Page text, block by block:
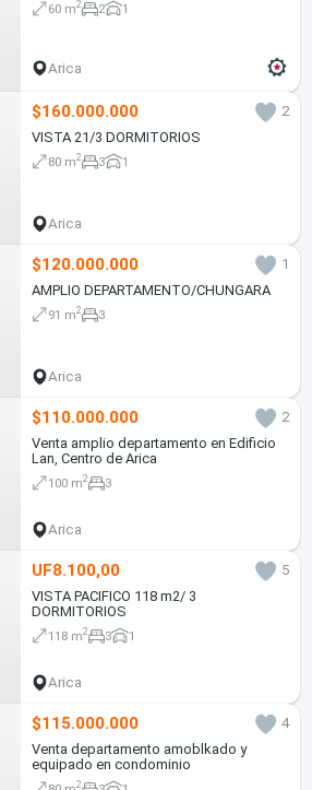
60 m2 2 1
Arica
$160.000.000
2
VISTA 21/3 DORMITORIOS
80 m2 3 1
Arica
$120.000.000
1
AMPLIO DEPARTAMENTO/CHUNGARA
91 m2 3
Arica
$110.000.000
2
Venta amplio departamento en Edificio
Lan, Centro de Arica
100 m2 3
Arica
UF8.100,00
5
VISTA PACIFICO 118 m2/ 3
DORMITORIOS
118 m2 3 1
Arica
$115.000.000
4
Venta departamento amoblkado y
equipado en condominio
2